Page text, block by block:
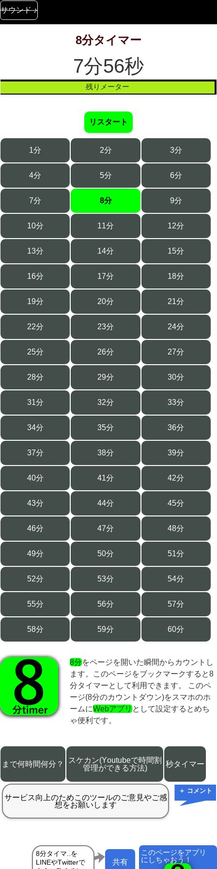
サウンド ♪
8分タイマー
7分56秒
残りメーター
リスタート
1分 2分 3分
4分 5分 6分
7分 8分 9分
10分 11分 12分
13分 14分 15分
16分 17分 18分
19分 20分 21分
22分 23分 24分
25分 26分 27分
28分 29分 30分
31分 32分 33分
34分 35分 36分
37分 38分 39分
40分 41分 42分
43分 44分 45分
46分 47分 48分
49分 50分 51分
52分 53分 54分
55分 56分 57分
58分 59分 60分
8分をページを開いた瞬間からカウントし
ます。このページをブックマークすると8
分タイマーとして利用できます。 このペ
ージ(8分のカウントダウン)をスマホのホ
ームにWebアプリとして設定するとめち
ゃ便利です。
まで何時間何分？
スケカン(Youtubeで時間割
管理ができる方法)
秒タイマー
＋ コメント
このページをアプリ
にしちゃおう！
共有